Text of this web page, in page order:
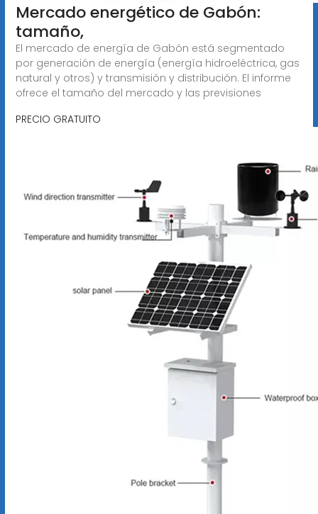
Mercado energético de Gabón:
tamaño,
El mercado de energía de Gabón está segmentado
por generación de energía (energía hidroeléctrica, gas
natural y otros) y transmisión y distribución. El informe
ofrece el tamaño del mercado y las previsiones
PRECIO GRATUITO